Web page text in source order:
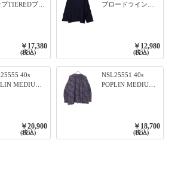
TIEREDブシ
￥17,380
(税込)
ブロードライン入
リブプルオーバー
79ネイビー
￥12,980
(税込)
40s
MEDIUM
￥20,900
(税込)
NSL25551 40s
POPLIN MEDIUM
3800NAVY BASE
￥18,700
(税込)